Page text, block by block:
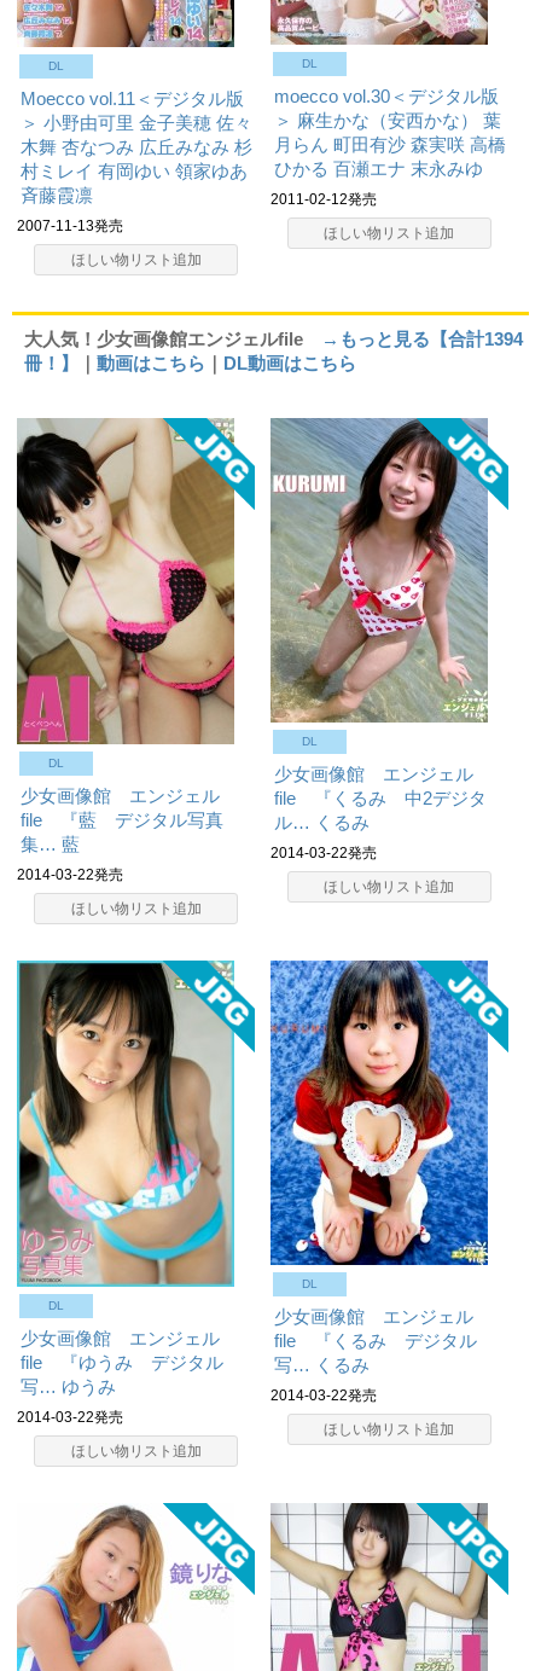
DL
Moecco vol.11＜デジタル版
＞ 小野由可里 金子美穂 佐々
木舞 杏なつみ 広丘みなみ 杉
村ミレイ 有岡ゆい 領家ゆあ
斉藤霞凛
2007-11-13発売
ほしい物リスト追加
DL
moecco vol.30＜デジタル版
＞ 麻生かな（安西かな）
葉
月らん 町田有沙 森実咲 高橋
ひかる 百瀬エナ 末永みゆ
2011-02-12発売
ほしい物リスト追加
大人気！少女画像館エンジェルfile
→もっと見る【合計1394
冊！】
動画はこちら DL動画はこちら
DL
少女画像館 エンジェル
file 『藍 デジタル写真
集… 藍
2014-03-22発売
ほしい物リスト追加
DL
少女画像館 エンジェル
file 『くるみ 中2デジタ
ル… くるみ
2014-03-22発売
ほしい物リスト追加
DL
少女画像館 エンジェル
file 『ゆうみ デジタル
写… ゆうみ
2014-03-22発売
ほしい物リスト追加
DL
少女画像館 エンジェル
file 『くるみ デジタル
写… くるみ
2014-03-22発売
ほしい物リスト追加